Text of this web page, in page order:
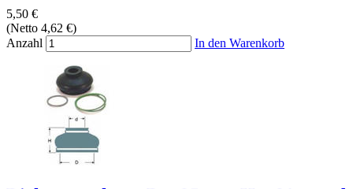
5,50 €
(Netto 4,62 €)
Anzahl
In den Warenkorb